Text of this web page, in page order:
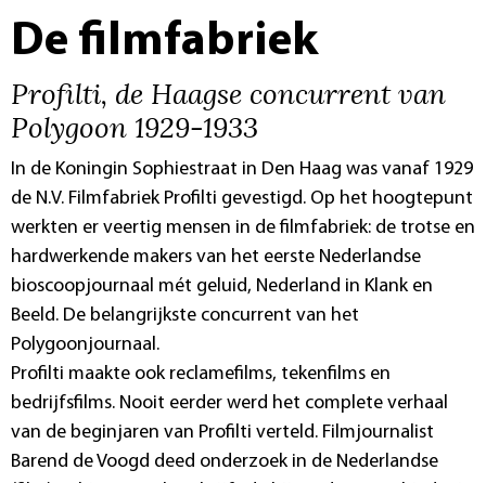
De filmfabriek
Profilti, de Haagse concurrent van
Polygoon 1929-1933
In de Koningin Sophiestraat in Den Haag was vanaf 1929
de N.V. Filmfabriek Profilti gevestigd. Op het hoogtepunt
werkten er veertig mensen in de filmfabriek: de trotse en
hardwerkende makers van het eerste Nederlandse
bioscoopjournaal mét geluid, Nederland in Klank en
Beeld. De belangrijkste concurrent van het
Polygoonjournaal.
Profilti maakte ook reclamefilms, tekenfilms en
bedrijfsfilms. Nooit eerder werd het complete verhaal
van de beginjaren van Profilti verteld. Filmjournalist
Barend de Voogd deed onderzoek in de Nederlandse